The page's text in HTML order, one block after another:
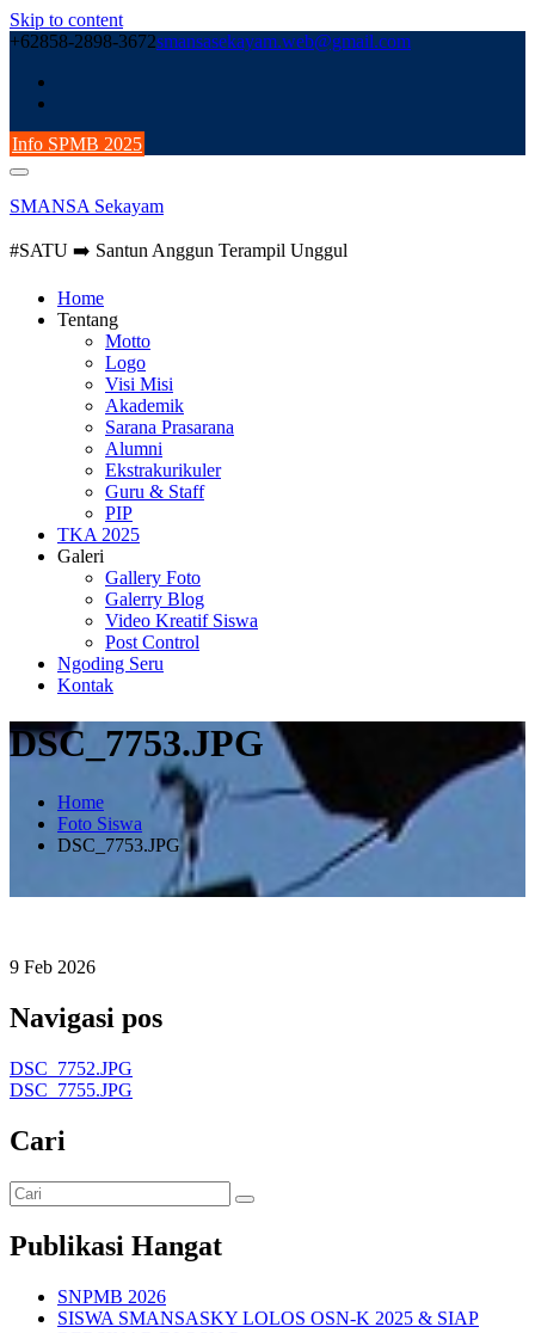
Skip to content
+62858-2898-3672smansasekayam.web@gmail.com
Info SPMB 2025
SMANSA Sekayam
#SATU ➡️ Santun Anggun Terampil Unggul
Home
Tentang
Motto
Logo
Visi Misi
Akademik
Sarana Prasarana
Alumni
Ekstrakurikuler
Guru & Staff
PIP
TKA 2025
Galeri
Gallery Foto
Galerry Blog
Video Kreatif Siswa
Post Control
Ngoding Seru
Kontak
DSC_7753.JPG
Home
Foto Siswa
DSC_7753.JPG
9 Feb 2026
Navigasi pos
DSC_7752.JPG
DSC_7755.JPG
Cari
Publikasi Hangat
SNPMB 2026
SISWA SMANSASKY LOLOS OSN-K 2025 & SIAP